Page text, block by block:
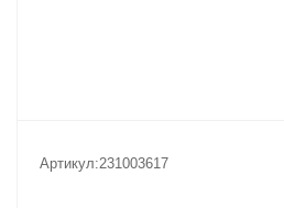
Артикул:231003617